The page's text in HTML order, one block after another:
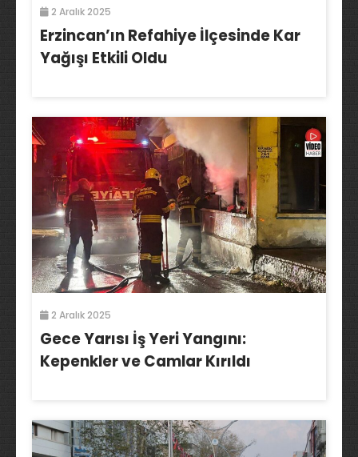
2 Aralık 2025
Erzincan’ın Refahiye İlçesinde Kar
Yağışı Etkili Oldu
2 Aralık 2025
Gece Yarısı İş Yeri Yangını:
Kepenkler ve Camlar Kırıldı